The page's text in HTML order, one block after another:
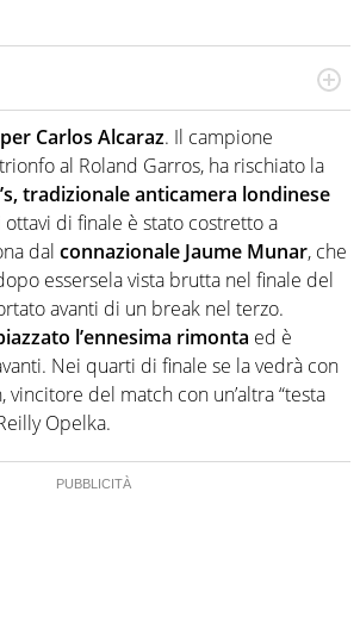
modo di traslare il glossario del calcio in
lui ne farebbe parte. Non si perde
né gli umori social del mondo delle
Carlos Alcaraz. Il campione
al Roland Garros, ha rischiato la
tradizionale anticamera londinese
ottavi di finale è stato costretto a
dal connazionale Jaume Munar, che
essersela vista brutta nel finale del
avanti di un break nel terzo.
l’ennesima rimonta ed è
Nei quarti di finale se la vedrà con
del match con un’altra “testa
Opelka.